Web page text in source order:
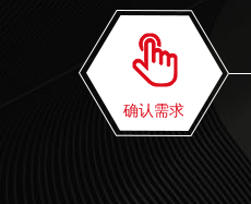
确认需求